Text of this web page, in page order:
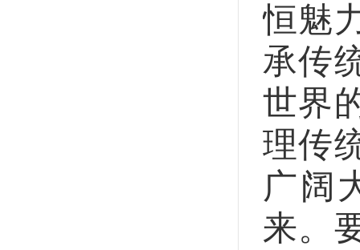
恒魅
承传
世界
理传
广阔
来。